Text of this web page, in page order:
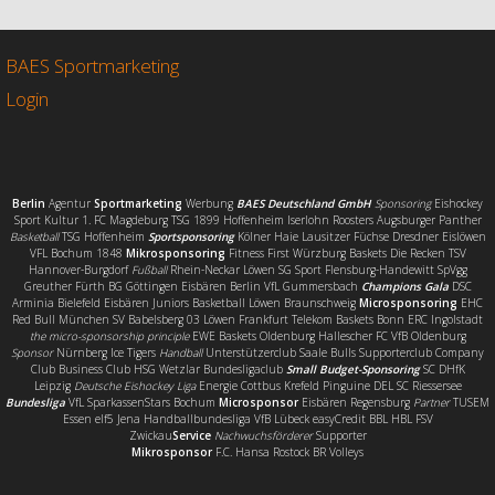
o
k
r
BAES Sportmarketing
Login
Berlin Agentur Sportmarketing Werbung BAES Deutschland GmbH SponsoringEishockey
Sport Kultur 1. FC Magdeburg TSG 1899 Hoffenheim Iserlohn Roosters Augsburger Panther
BasketballTSG Hoffenheim SportsponsoringKölner Haie Lausitzer Füchse Dresdner Eislöwen
VFL Bochum 1848 Mikrosponsoring Fitness First Würzburg Baskets Die Recken TSV
Hannover-Burgdorf FußballRhein-Neckar Löwen SG Sport Flensburg-Handewitt SpVgg
Greuther Fürth BG Göttingen Eisbären Berlin VfL Gummersbach Champions GalaDSC
Arminia Bielefeld Eisbären Juniors Basketball Löwen Braunschweig Microsponsoring EHC
Red Bull München SV Babelsberg 03 Löwen Frankfurt Telekom Baskets Bonn ERC Ingolstadt
the micro-sponsorship principleEWE Baskets Oldenburg Hallescher FC VfB Oldenburg
SponsorNürnberg Ice Tigers HandballUnterstützerclub Saale Bulls Supporterclub Company
Club Business Club HSG Wetzlar Bundesligaclub Small Budget-SponsoringSC DHfK
Leipzig Deutsche Eishockey LigaEnergie Cottbus Krefeld Pinguine DEL SC Riessersee
Bundesliga VfL SparkassenStars Bochum MicrosponsorEisbären Regensburg PartnerTUSEM
Essen elf5 Jena Handballbundesliga VfB Lübeck easyCredit BBL HBL FSV
ZwickauService NachwuchsfördererSupporter
MikrosponsorF.C. Hansa Rostock BR Volleys